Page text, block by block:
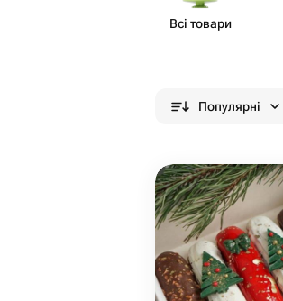
Всі товари
Популярні